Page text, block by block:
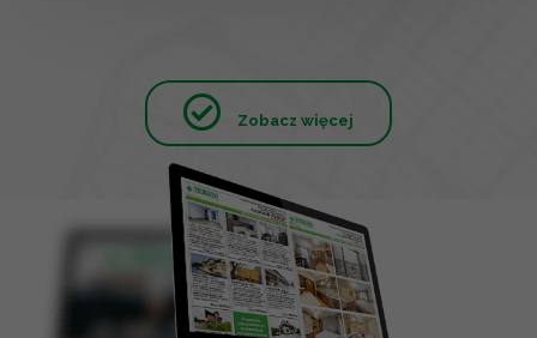
Zobacz więcej